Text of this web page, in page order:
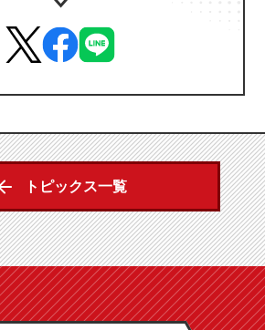
トピックス一覧